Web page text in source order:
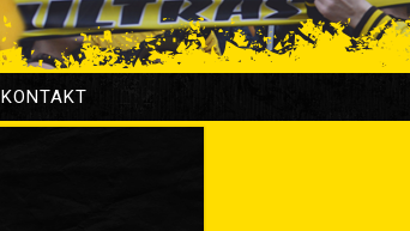
KONTAKT